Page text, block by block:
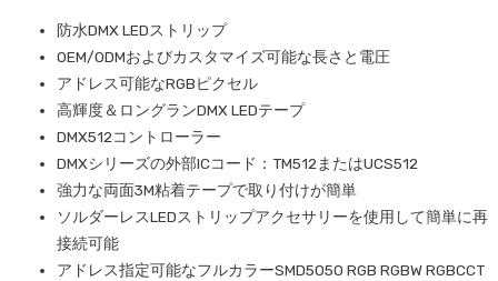
防水DMX LEDストリップ
OEM/ODMおよびカスタマイズ可能な長さと電圧
アドレス可能なRGBピクセル
高輝度＆ロングランDMX LEDテープ
DMX512コントローラー
DMXシリーズの外部ICコード：TM512またはUCS512
強力な両面3M粘着テープで取り付けが簡単
ソルダーレスLEDストリップアクセサリーを使用して簡単に再
接続可能
アドレス指定可能なフルカラーSMD5050 RGB RGBW RGBCCT